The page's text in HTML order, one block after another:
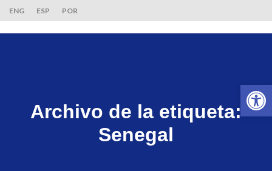
ENG ESP POR
Archivo de la etiqueta:
Senegal